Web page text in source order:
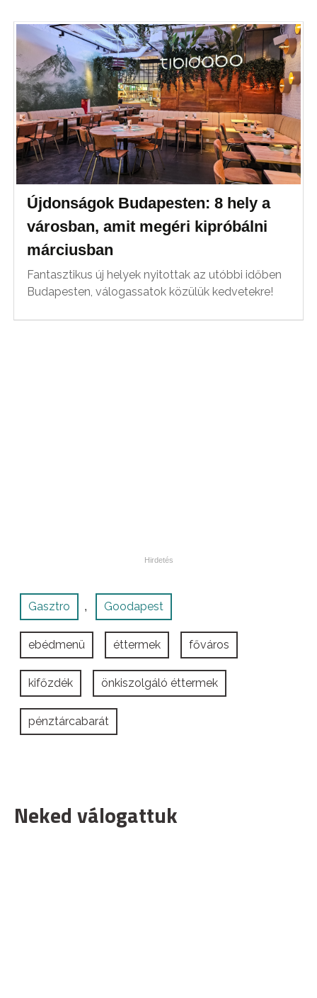
Újdonságok Budapesten: 8 hely a
városban, amit megéri kipróbálni
márciusban
Fantasztikus új helyek nyitottak az utóbbi időben
Budapesten, válogassatok közülük kedvetekre!
Gasztro , Goodapest
ebédmenü éttermek főváros
kifőzdék önkiszolgáló éttermek
pénztárcabarát
Neked válogattuk